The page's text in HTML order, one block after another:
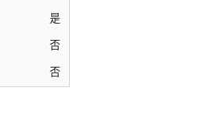
是
否
否